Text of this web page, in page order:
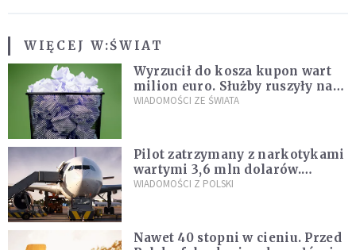
WIĘCEJ W:ŚWIAT
Wyrzucił do kosza kupon wart
milion euro. Służby ruszyły na
poszukiwania
WIADOMOŚCI ZE ŚWIATA
Pilot zatrzymany z narkotykami
wartymi 3,6 mln dolarów.
Śledczy podejrzewają, że latał
WIADOMOŚCI Z POLSKI
Nawet 40 stopni w cieniu. Przed